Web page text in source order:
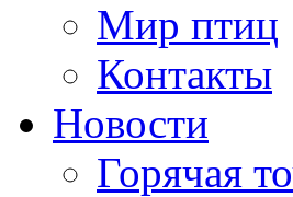
Мир птиц
Контакты
Новости
Горячая